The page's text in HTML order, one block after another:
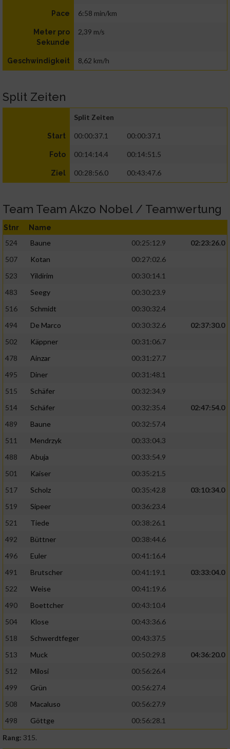
Pace 6:58 min/km
Meter pro
Sekunde
2,39 m/s
Geschwindigkeit 8,62 km/h
Split Zeiten
Split Zeiten
Start 00:00:37.1 00:00:37.1
Foto 00:14:14.4 00:14:51.5
Ziel 00:28:56.0 00:43:47.6
Team Team Akzo Nobel / Teamwertung
Stnr Name
524 Baune 00:25:12.9
02:23:26.0
507
Kotan
00:27:02.6
523
Yildirim
00:30:14.1
483
Seegy
00:30:23.9
516
Schmidt
00:30:32.4
494
De Marco 00:30:32.6
02:37:30.0
502
Käppner
00:31:06.7
478
Ainzar
00:31:27.7
495
Diner
00:31:48.1
515
Schäfer
00:32:34.9
514
Schäfer 00:32:35.4
02:47:54.0
489
Baune
00:32:57.4
511
Mendrzyk
00:33:04.3
488
Abuja
00:33:54.9
501
Kaiser
00:35:21.5
517
Scholz 00:35:42.8
03:10:34.0
519
Sipeer
00:36:23.4
521
Tiede
00:38:26.1
492
Büttner
00:38:44.6
496
Euler
00:41:16.4
491
Brutscher 00:41:19.1
03:33:04.0
522
Weise
00:41:19.6
490
Boettcher
00:43:10.4
504
Klose
00:43:36.6
518
Schwerdtfeger
00:43:37.5
513
Muck 00:50:29.8
04:36:20.0
512
Milosi
00:56:26.4
499
Grün
00:56:27.4
508
Macaluso
00:56:27.9
498
Göttge
00:56:28.1
Rang: 315.